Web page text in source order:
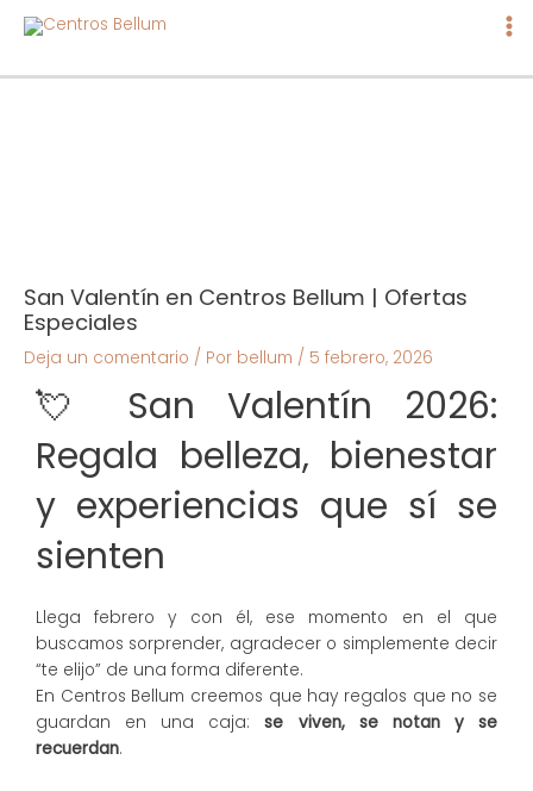
San Valentín en Centros Bellum | Ofertas
Especiales
Deja un comentario / Por bellum / 5 febrero, 2026
💘 San Valentín 2026:
Regala belleza, bienestar
y experiencias que sí se
sienten
Llega febrero y con él, ese momento en el que
buscamos sorprender, agradecer o simplemente decir
“te elijo” de una forma diferente.
En Centros Bellum creemos que hay regalos que no se
guardan en una caja:se viven, se notan y se
recuerdan.